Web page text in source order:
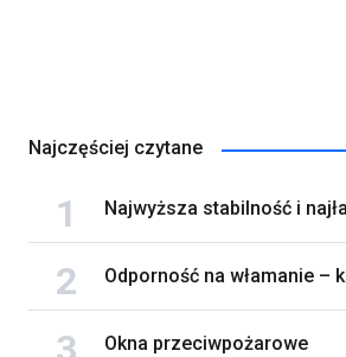
Najczęściej czytane
Najwyższa stabilność i
Odporność na włamanie –
Okna przeciwpożarowe